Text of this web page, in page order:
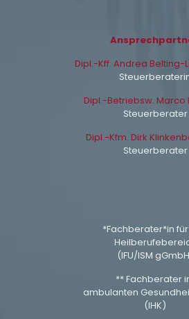
Dipl.-Kff. Andrea Belting-
Dipl.-Betriebsw. Marco
Steuerberater
Dipl.-Kfm. Dirk
Steuerberater
*Fachberater*in
(IFU/ISM
** Fachberater
ambulanten
(IHK)